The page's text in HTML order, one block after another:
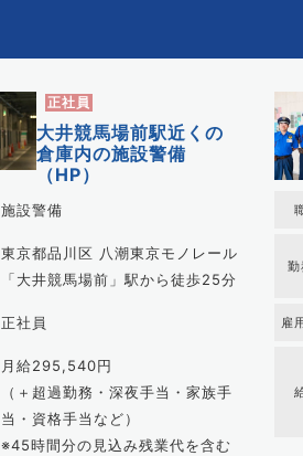
正社員
大井競馬場前駅近くの
倉庫内の施設警備
（HP）
施設警備
東京都品川区 八潮東京モノレール
「大井競馬場前」駅から徒歩25分
正社員
月給295,540円
（＋超過勤務・深夜手当・家族手
当・資格手当など）
※45時間分の見込み残業代を含む
勤
雇